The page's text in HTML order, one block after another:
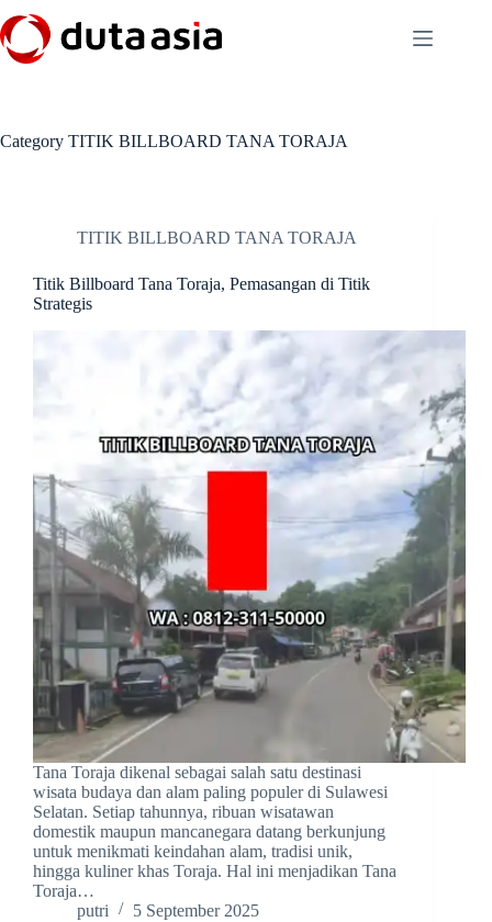
to
content
Category TITIK BILLBOARD TANA TORAJA
TITIK BILLBOARD TANA TORAJA
Titik Billboard Tana Toraja, Pemasangan di Titik
Strategis
Tana Toraja dikenal sebagai salah satu destinasi
wisata budaya dan alam paling populer di Sulawesi
Selatan. Setiap tahunnya, ribuan wisatawan
domestik maupun mancanegara datang berkunjung
untuk menikmati keindahan alam, tradisi unik,
hingga kuliner khas Toraja. Hal ini menjadikan Tana
Toraja…
putri
5 September 2025